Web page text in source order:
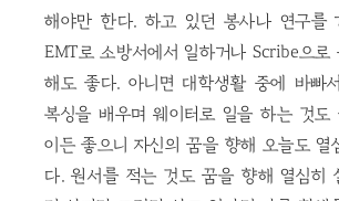
해야만 한다. 하고 있던 봉사나 연구를
EMT로 소방서에서 일하거나 Scribe으로
해도 좋다. 아니면 대학생활 중에 바빠
복싱을 배우며 웨이터로 일을 하는 것도
이든 좋으니 자신의 꿈을 향해 오늘도 열
다. 원서를 적는 것도 꿈을 향해 열심히